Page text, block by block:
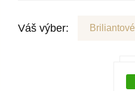
Váš výber: Briliantové